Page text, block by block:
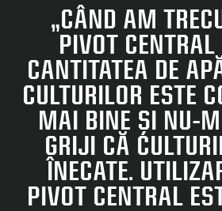
„CÂND AM
PIVOT
CANTITATEA DE
CULTURILOR ESTE
MAI BINE ȘI NU-
GRIJI CĂ
ÎNECATE.
PIVOT CENTRAL